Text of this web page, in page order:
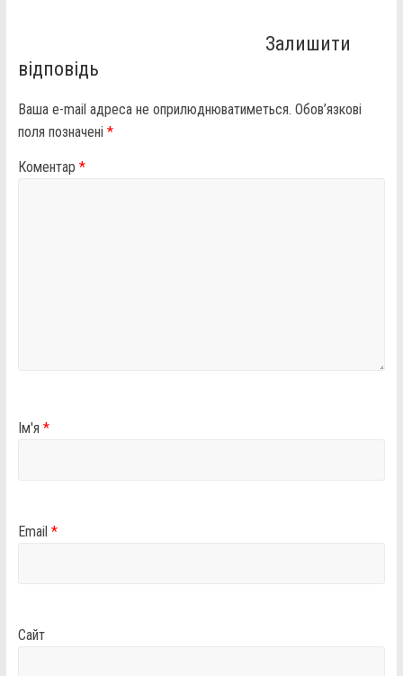
Залишити
відповідь
Ваша e-mail адреса не оприлюднюватиметься. Обов’язкові
поля позначені *
Коментар *
Ім'я *
Email *
Сайт